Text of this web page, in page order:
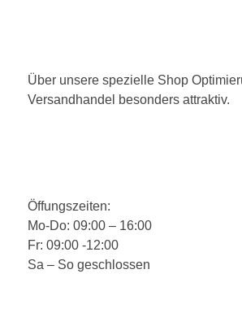
Über unsere spezielle Shop
Versandhandel besonders attraktiv.
Öffungszeiten:
Mo-Do: 09:00 – 16:00
Fr: 09:00 -12:00
Sa – So geschlossen